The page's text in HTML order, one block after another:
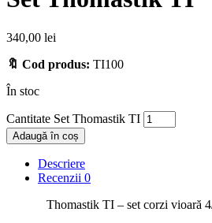
340,00 lei
🔖 Cod produs: TI100
În stoc
Cantitate Set Thomastik TI
Adaugă în coș
Descriere
Recenzii 0
Thomastik TI – set corzi vioară